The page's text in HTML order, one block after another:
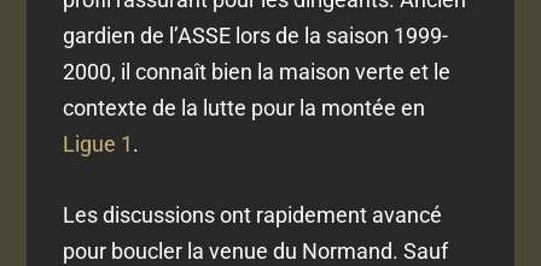
gardien de l’ASSE lors de la saison 1999-
2000, il connaît bien la maison verte et le
contexte de la lutte pour la montée en
Ligue 1.
Les discussions ont rapidement avancé
pour boucler la venue du Normand. Sauf